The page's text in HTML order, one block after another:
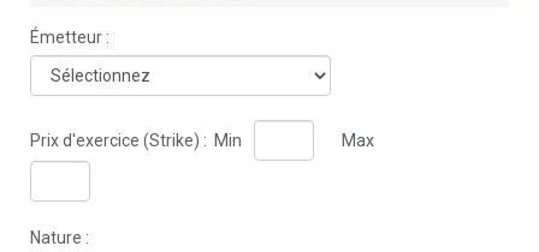
Émetteur :
Prix d'exercice (Strike) : Min Max
Nature :